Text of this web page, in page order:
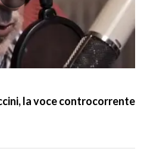
la voce controcorrente